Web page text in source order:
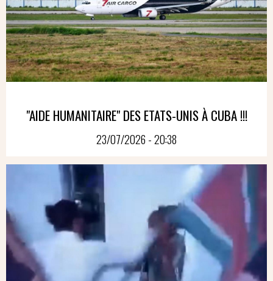
"AIDE HUMANITAIRE" DES ETATS-UNIS À CUBA !!!
23/07/2026 - 20:38